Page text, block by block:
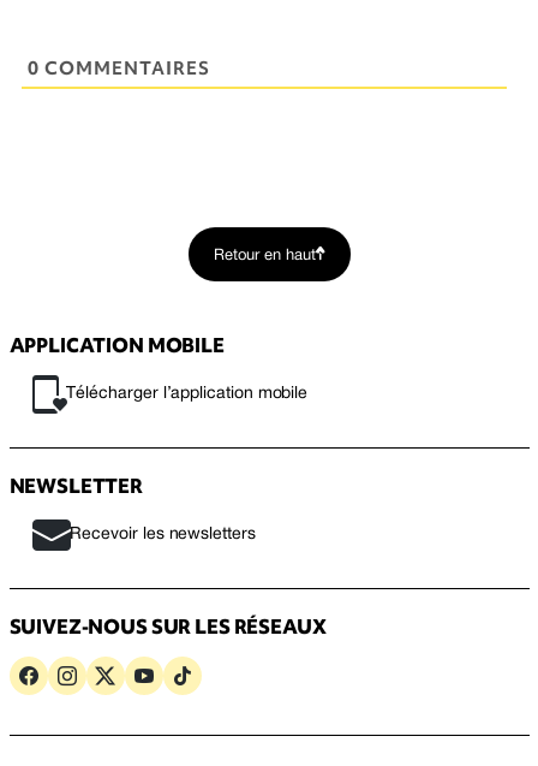
0 COMMENTAIRES
Retour en haut
APPLICATION MOBILE
Télécharger l’application mobile
NEWSLETTER
Recevoir les newsletters
SUIVEZ-NOUS SUR LES RÉSEAUX